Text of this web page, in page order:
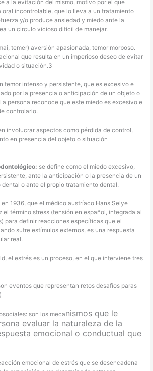
a la evitación del mismo, motivo por el que
oral incontrolable, que lo lleva a un tratamiento
y/o produce ansiedad y miedo ante la
un circulo vicioso difícil de manejar.
temer) aversión apasionada, temor morboso.
que resulta en un imperioso deseo de evitar
o situación.3
temor intenso y persistente, que es excesivo e
por la presencia o anticipación de un objeto o
persona reconoce que este miedo es excesivo e
controlarlo.
involucrar aspectos como pérdida de control,
en presencia del objeto o situación
se define como el miedo excesivo,
ante la anticipación o la presencia de un
o ante el propio tratamiento dental.
en 1936, que el médico austríaco Hans Selye
el término stress (tensión en español, integrada al
para definir reacciones específicas que el
sufre estímulos externos, es una respuesta
real.
el estrés es un proceso, en el que interviene tres
eventos que representan retos desafíos paras
son los mecanismos que le
evaluar la naturaleza de la
emocional o conductual que
emocional de estrés que se desencadena